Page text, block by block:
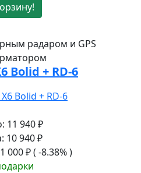
радаром и GPS
Bolid + RD-6
11 940 ₽
10 940₽
1 000 ₽ ( -8.38% )